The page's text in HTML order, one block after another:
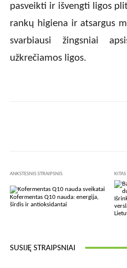
pasveikti ir išvengti ligos
rankų higiena ir atsargus
svarbiausi žingsniai
užkrečiamos ligos.
ANKSTESNIS STRAIPSNIS
Kofermentas Q10 nauda: energija,
širdis ir antioksidantai
SUSIJĘ STRAIPSNIAI